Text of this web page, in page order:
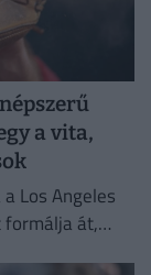
a vita,
Los Angeles
formálja át,